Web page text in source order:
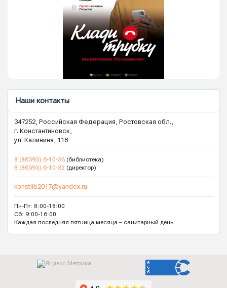
Наши контакты
347252, Российская Федерация, Ростовская обл.,
г. Константиновск,
ул. Калинина, 118
8 (86393) 6-10-33 (библиотека)
8 (86393) 6-10-32 (директор)
konstlib2017@yandex.ru
Пн-Пт: 8:00-18:00
Сб: 9:00-16:00
Каждая последняя пятница месяца – санитарный день